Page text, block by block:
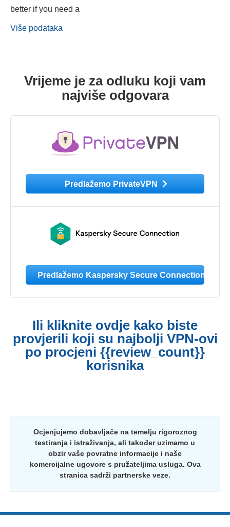
better if you need a
Više podataka
Vrijeme je za odluku koji vam
najviše odgovara
Predlažemo PrivateVPN
Predlažemo Kaspersky Secure Connection
Ili kliknite ovdje kako biste
provjerili koji su najbolji VPN-ovi
po procjeni {{review_count}}
korisnika
Ocjenjujemo dobavljače na temelju rigoroznog
testiranja i istraživanja, ali također uzimamo u
obzir vaše povratne informacije i naše
komercijalne ugovore s pružateljima usluga. Ova
stranica sadrži partnerske veze.